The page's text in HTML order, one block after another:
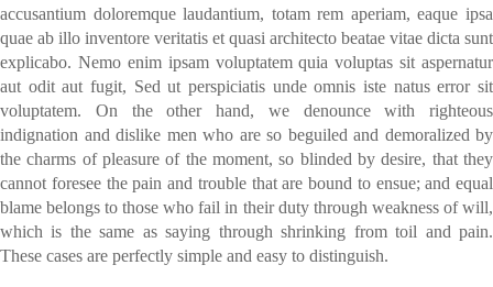
accusantium doloremque laudantium, totam rem aperiam, eaque ipsa
quae ab illo inventore veritatis et quasi architecto beatae vitae dicta sunt
explicabo. Nemo enim ipsam voluptatem quia voluptas sit aspernatur
aut odit aut fugit, Sed ut perspiciatis unde omnis iste natus error sit
voluptatem. On the other hand, we denounce with righteous
indignation and dislike men who are so beguiled and demoralized by
the charms of pleasure of the moment, so blinded by desire, that they
cannot foresee the pain and trouble that are bound to ensue; and equal
blame belongs to those who fail in their duty through weakness of will,
which is the same as saying through shrinking from toil and pain.
These cases are perfectly simple and easy to distinguish.